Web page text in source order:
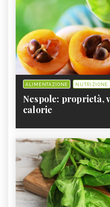
ALIMENTAZIONE NUTRIZIONE
Nespole: proprietà,
calorie